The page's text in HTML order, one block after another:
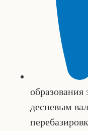
образования
десневым